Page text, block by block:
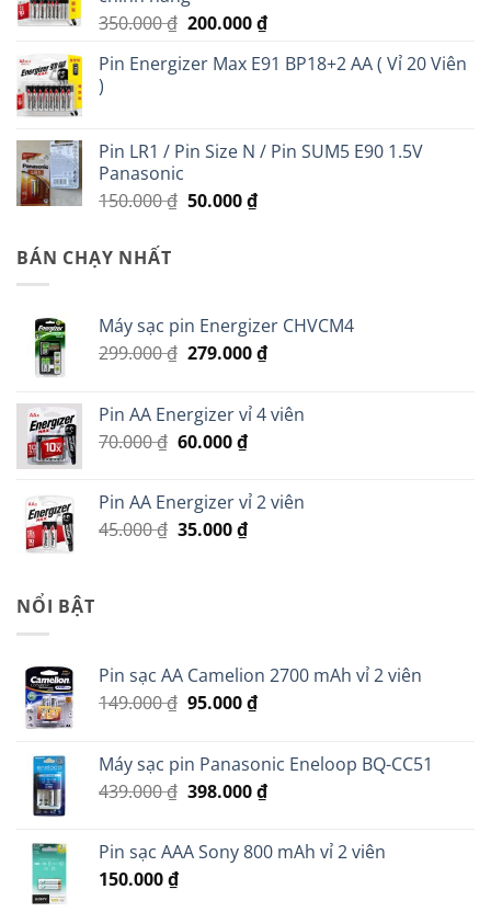
350.000₫ Giá
là:
200.000₫Giá
tại
Pin Energizer Max E91 BP18+2 AA ( Vỉ 20 Viên
)
Pin LR1 / Pin Size N / Pin SUM5 E90 1.5V
Panasonic
150.000₫ Giá
50.000₫Giá
BÁN CHẠY NHẤT
Máy sạc pin Energizer CHVCM4
299.000₫ Giá
299.000 ₫.
279.000₫Giá
là:
Pin AA Energizer vỉ 4 viên
70.000₫ Giá
70.000 ₫.
60.000₫Giá
là:
60.000 ₫.
Pin AA Energizer vỉ 2 viên
45.000₫ Giá
35.000₫Giá
NỔI BẬT
Pin sạc AA Camelion 2700 mAh vỉ 2 viên
149.000₫ Giá
149.000 ₫.
95.000₫Giá
là:
95.000 ₫.
Máy sạc pin Panasonic Eneloop BQ-CC51
439.000₫ Giá
439.000 ₫.
398.000₫Giá
là:
Pin sạc AAA Sony 800 mAh vỉ 2 viên
150.000₫